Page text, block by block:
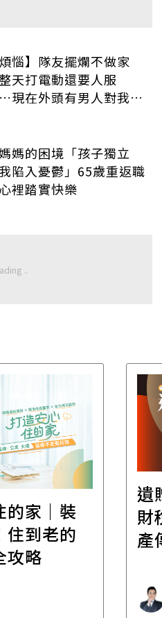
煩惱】隊友擺爛不做家
天打電動還要人服
在外頭有男人對我
媽的困境「孩子獨立
陷入憂鬱」65歲重返職
裡踏實快樂
的家｜裝
住到老的
攻略
遺
財
產